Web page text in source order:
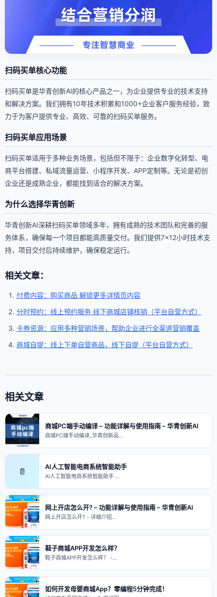
扫码买单核心功能
扫码买单是华青创新AI的核心产品之一，为企业提供专业的技术支持
和解决方案。我们拥有10年技术积累和1000+企业客户服务经验，致
力于为客户提供专业、高效、可靠的扫码买单服务。
扫码买单应用场景
扫码买单适用于多种业务场景，包括但不限于：企业数字化转型、电
商平台搭建、私域流量运营、小程序开发、APP定制等。无论是初创
企业还是成熟企业，都能找到适合的解决方案。
为什么选择华青创新
华青创新AI深耕扫码买单领域多年，拥有成熟的技术团队和完善的服
务体系，确保每一个项目都能高质量交付。我们提供7×12小时技术支
持，项目交付后持续维护，确保稳定运行。
相关文章：
付费内容：购买商品 解锁更多详情页内容
分时预约：线上预约服务 线下商城店铺核销（平台自营方式）
卡券资源：应用多种营销场景，帮助企业进行全渠道营销覆盖
商城自提：线上下单自营商品，线下自提（平台自营方式）
相关文章
商城PC端手动编译 – 功能详解与使用指南 – 华青创新AI
商城PC端手动编译_华青创新品…
📄 AI人工智能电商系统智能助手
AI人工智能电商系统智能助手 …
网上开店怎么开? – 功能详解与使用指南 – 华青创新AI
网上开店怎么开? - 详细介绍…
鞋子商城APP开发怎么样？
鞋子商城APP开发怎么样？ -…
如何开发母婴商城App？零编程5分钟完成！